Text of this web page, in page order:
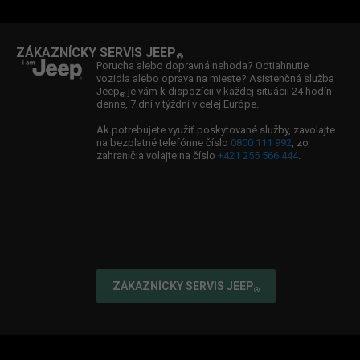
Ambasádorka značky Jeep® : Viktória Forster
Ambasádor značky Jeep®: William Fox Pitt
& Spartan
ZÁKAZNÍCKY SERVIS JEEP®
Porucha alebo dopravná nehoda? Odtiahnutie
vozidla alebo oprava na mieste? Asistenčná služba
Jeep® je vám k dispozícii v každej situácii 24 hodín
denne, 7 dní v týždni v celej Európe.
Ak potrebujete využiť poskytované služby, zavolajte
na bezplatné telefónne číslo 0800 111 992, zo
zahraničia volajte na číslo +421 255 566 444.
ZÁKAZNÍCKY SERVIS JEEP®